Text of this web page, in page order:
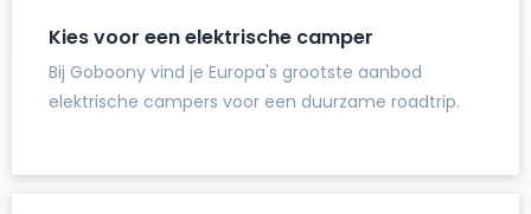
Kies voor een elektrische camper
Bij Goboony vind je Europa's grootste aanbod
elektrische campers voor een duurzame roadtrip.